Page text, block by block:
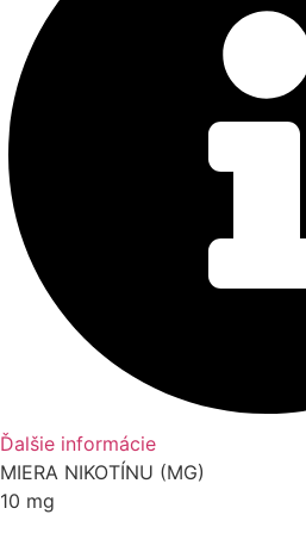
Ďalšie informácie
MIERA NIKOTÍNU (MG)
10 mg